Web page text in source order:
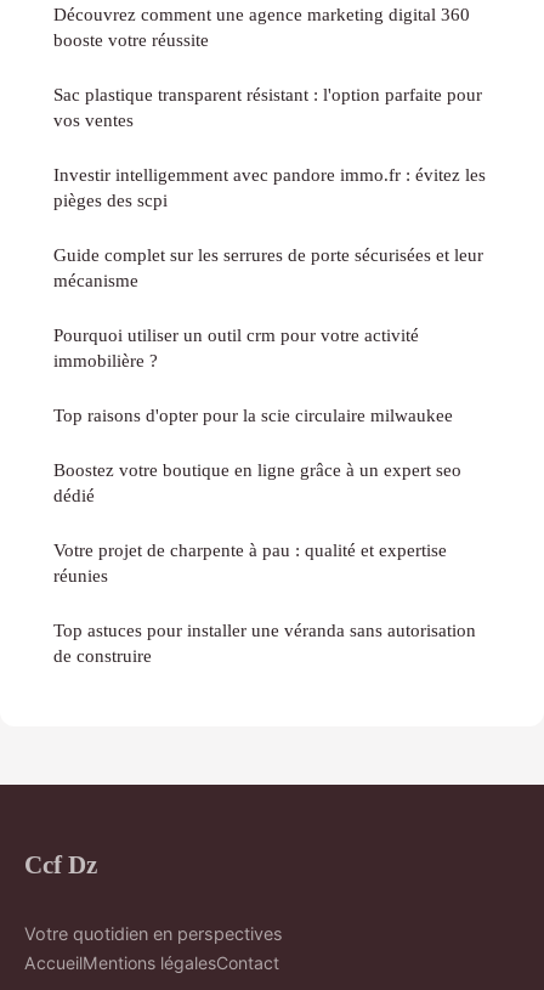
Découvrez comment une agence marketing digital 360
booste votre réussite
Sac plastique transparent résistant : l'option parfaite pour
vos ventes
Investir intelligemment avec pandore immo.fr : évitez les
pièges des scpi
Guide complet sur les serrures de porte sécurisées et leur
mécanisme
Pourquoi utiliser un outil crm pour votre activité
immobilière ?
Top raisons d'opter pour la scie circulaire milwaukee
Boostez votre boutique en ligne grâce à un expert seo
dédié
Votre projet de charpente à pau : qualité et expertise
réunies
Top astuces pour installer une véranda sans autorisation
de construire
Ccf Dz
Votre quotidien en perspectives
AccueilMentions légalesContact